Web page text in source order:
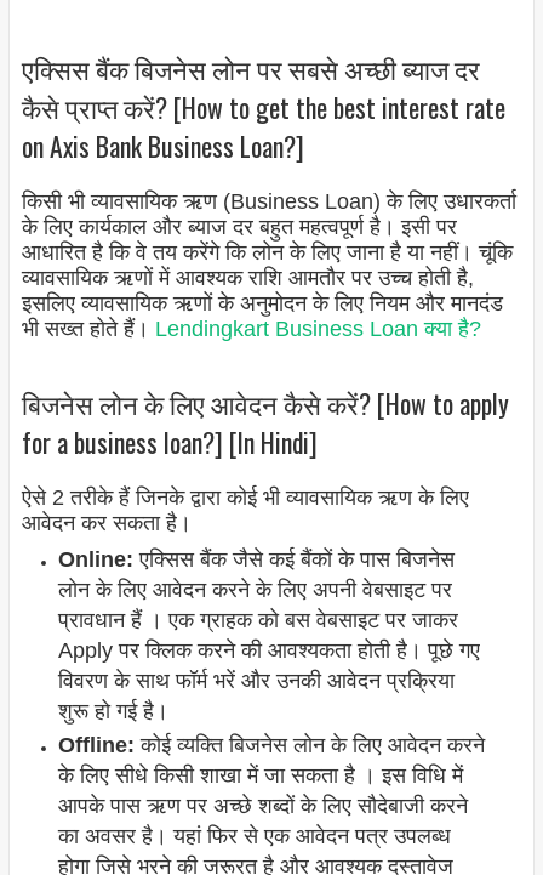
एक्सिस बैंक बिजनेस लोन पर सबसे अच्छी ब्याज दर
कैसे प्राप्त करें? [How to get the best interest rate
on Axis Bank Business Loan?]
किसी भी व्यावसायिक ऋण (Business Loan) के लिए उधारकर्ता
के लिए कार्यकाल और ब्याज दर बहुत महत्वपूर्ण है। इसी पर
आधारित है कि वे तय करेंगे कि लोन के लिए जाना है या नहीं। चूंकि
व्यावसायिक ऋणों में आवश्यक राशि आमतौर पर उच्च होती है,
इसलिए व्यावसायिक ऋणों के अनुमोदन के लिए नियम और मानदंड
भी सख्त होते हैं। Lendingkart Business Loan क्या है?
बिजनेस लोन के लिए आवेदन कैसे करें? [How to apply
for a business loan?] [In Hindi]
ऐसे 2 तरीके हैं जिनके द्वारा कोई भी व्यावसायिक ऋण के लिए
आवेदन कर सकता है।
Online: एक्सिस बैंक जैसे कई बैंकों के पास बिजनेस
लोन के लिए आवेदन करने के लिए अपनी वेबसाइट पर
प्रावधान हैं । एक ग्राहक को बस वेबसाइट पर जाकर
Apply पर क्लिक करने की आवश्यकता होती है। पूछे गए
विवरण के साथ फॉर्म भरें और उनकी आवेदन प्रक्रिया
शुरू हो गई है।
Offline: कोई व्यक्ति बिजनेस लोन के लिए आवेदन करने
के लिए सीधे किसी शाखा में जा सकता है । इस विधि में
आपके पास ऋण पर अच्छे शब्दों के लिए सौदेबाजी करने
का अवसर है। यहां फिर से एक आवेदन पत्र उपलब्ध
होगा जिसे भरने की जरूरत है और आवश्यक दस्तावेज